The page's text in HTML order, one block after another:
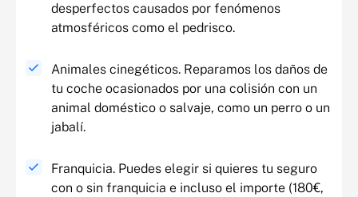
desperfectos causados por fenómenos
atmosféricos como el pedrisco.
Animales cinegéticos. Reparamos los daños de
tu coche ocasionados por una colisión con un
animal doméstico o salvaje, como un perro o un
jabalí.
Franquicia. Puedes elegir si quieres tu seguro
con o sin franquicia e incluso el importe (180€,